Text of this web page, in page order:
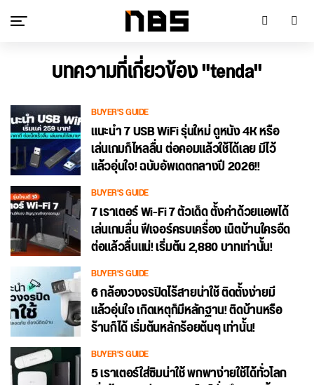
บทความที่เกี่ยวข้อง "tenda"
BUYER'S GUIDE
แนะนำ 7 USB WiFi รุ่นใหม่ ดูหนัง 4K หรือ
เล่นเกมก็ไหลลื่น ต่อคอมแล้วใช้ได้เลย มีไว้
แล้วอุ่นใจ! ฉบับอัพเดตกลางปี 2026!!
BUYER'S GUIDE
7 เราเตอร์ Wi-Fi 7 ตัวเด็ด ตั้งค่าด้วยแอพได้
เล่นเกมลื่น ฟีเจอร์ครบเครื่อง เน็ตบ้านใครอืด
ต่อแล้วลื่นแน่! เริ่มต้น 2,880 บาทเท่านั้น!
BUYER'S GUIDE
6 กล้องวงจรปิดไร้สายน่าใช้ ติดตั้งง่ายมี
แล้วอุ่นใจ เกิดเหตุก็มีหลักฐาน! ติดบ้านหรือ
ร้านก็ได้ เริ่มต้นหลักร้อยต้นๆ เท่านั้น!
BUYER'S GUIDE
5 เราเตอร์ใส่ซิมน่าใช้ พกพาง่ายใช้ได้ทั่วโลก